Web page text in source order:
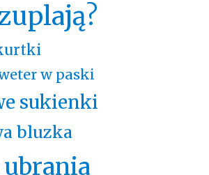
w paski
sukienki
bluzka